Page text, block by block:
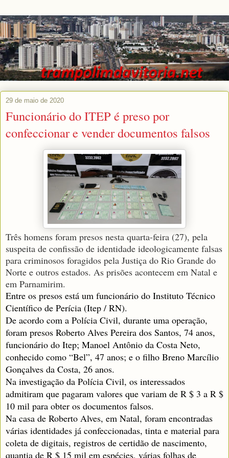
29 de maio de 2020
Funcionário do ITEP é preso por
confeccionar e vender documentos falsos
Três homens foram presos nesta quarta-feira (27), pela
suspeita de confissão de identidade ideologicamente falsas
para criminosos foragidos pela Justiça do Rio Grande do
Norte e outros estados. As prisões acontecem em Natal e
em Parnamirim.
Entre os presos está um funcionário do Instituto Técnico
Científico de Perícia (Itep / RN).
De acordo com a Polícia Civil, durante uma operação,
foram presos Roberto Alves Pereira dos Santos, 74 anos,
funcionário do Itep; Manoel Antônio da Costa Neto,
conhecido como “Bel”, 47 anos; e o filho Breno Marcílio
Gonçalves da Costa, 26 anos.
Na investigação da Polícia Civil, os interessados ​​
admitiram que pagaram valores que variam de R $ 3 a R $
10 mil para obter os documentos falsos.
Na casa de Roberto Alves, em Natal, foram encontradas
várias identidades já confeccionadas, tinta e material para
coleta de digitais, registros de certidão de nascimento,
quantia de R $ 15 mil em espécies, várias folhas de